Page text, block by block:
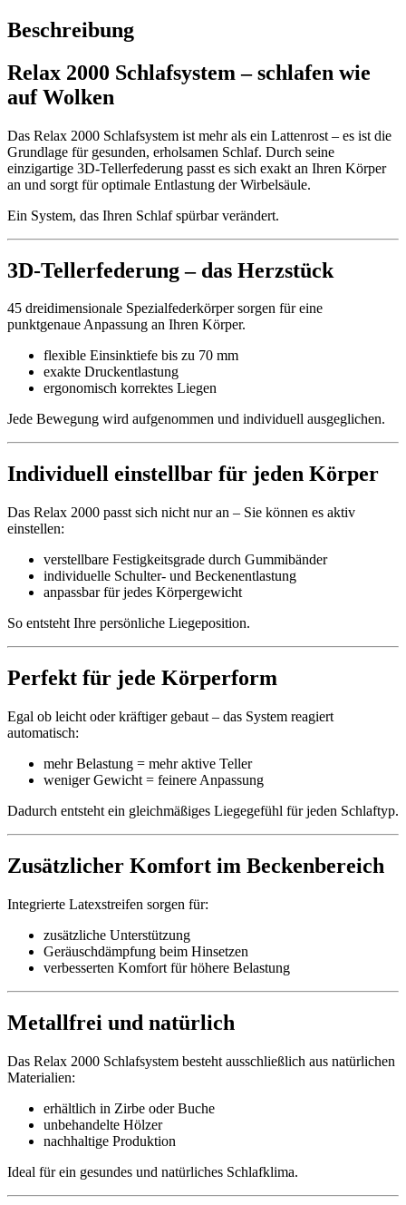
Beschreibung
Relax 2000 Schlafsystem – schlafen wie
auf Wolken
Das Relax 2000 Schlafsystem ist mehr als ein Lattenrost – es ist die
Grundlage für gesunden, erholsamen Schlaf. Durch seine
einzigartige 3D-Tellerfederung passt es sich exakt an Ihren Körper
an und sorgt für optimale Entlastung der Wirbelsäule.
Ein System, das Ihren Schlaf spürbar verändert.
3D-Tellerfederung – das Herzstück
45 dreidimensionale Spezialfederkörper sorgen für eine
punktgenaue Anpassung an Ihren Körper.
flexible Einsinktiefe bis zu 70 mm
exakte Druckentlastung
ergonomisch korrektes Liegen
Jede Bewegung wird aufgenommen und individuell ausgeglichen.
Individuell einstellbar für jeden Körper
Das Relax 2000 passt sich nicht nur an – Sie können es aktiv
einstellen:
verstellbare Festigkeitsgrade durch Gummibänder
individuelle Schulter- und Beckenentlastung
anpassbar für jedes Körpergewicht
So entsteht Ihre persönliche Liegeposition.
Perfekt für jede Körperform
Egal ob leicht oder kräftiger gebaut – das System reagiert
automatisch:
mehr Belastung = mehr aktive Teller
weniger Gewicht = feinere Anpassung
Dadurch entsteht ein gleichmäßiges Liegegefühl für jeden Schlaftyp.
Zusätzlicher Komfort im Beckenbereich
Integrierte Latexstreifen sorgen für:
zusätzliche Unterstützung
Geräuschdämpfung beim Hinsetzen
verbesserten Komfort für höhere Belastung
Metallfrei und natürlich
Das Relax 2000 Schlafsystem besteht ausschließlich aus natürlichen
Materialien:
erhältlich in Zirbe oder Buche
unbehandelte Hölzer
nachhaltige Produktion
Ideal für ein gesundes und natürliches Schlafklima.